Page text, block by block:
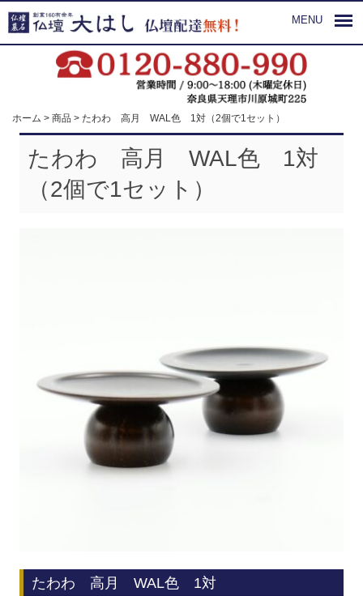
MENU
ホーム > 商品 > たわわ 高月 WAL色 1対（2個で1セット）
たわわ 高月 WAL色 1対
（2個で1セット）
たわわ 高月 WAL色 1対